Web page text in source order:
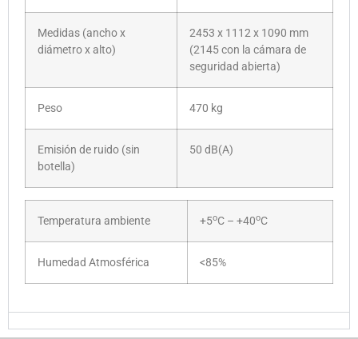
Medidas (ancho x
diámetro x alto)
2453 x 1112 x 1090 mm
(2145 con la cámara de
seguridad abierta)
Peso 470 kg
Emisión de ruido (sin
botella)
50 dB(A)
Temperatura ambiente +5oC – +40oC
Humedad Atmosférica <85%